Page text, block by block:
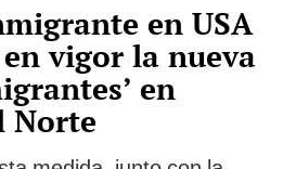
en USA
vigor la nueva
en
Norte